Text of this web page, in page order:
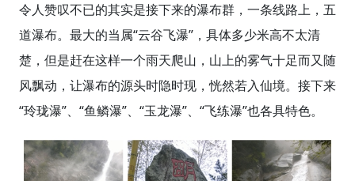
令人赞叹不已的其实是接下来的瀑布群，一条线路上，五
道瀑布。最大的当属“云谷飞瀑”，具体多少米高不太清
楚，但是赶在这样一个雨天爬山，山上的雾气十足而又随
风飘动，让瀑布的源头时隐时现，恍然若入仙境。接下来
“玲珑瀑”、“鱼鳞瀑”、“玉龙瀑”、“飞练瀑”也各具特色。